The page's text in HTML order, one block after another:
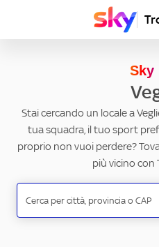
Sky
Stai cercando un locale a
tua squadra, il tuo sport
proprio non vuoi perdere?
più vicino con